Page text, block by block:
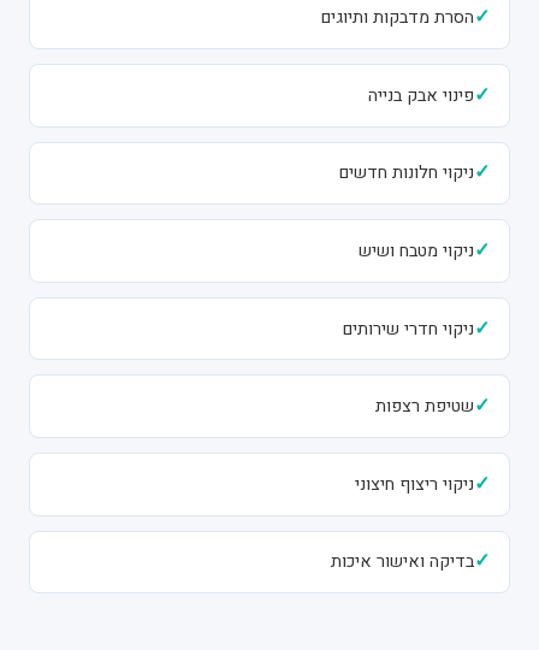
✓הסרת מדבקות ותיוגים
✓פינוי אבק בנייה
✓ניקוי חלונות חדשים
✓ניקוי מטבח ושיש
✓ניקוי חדרי שירותים
✓שטיפת רצפות
✓ניקוי ריצוף חיצוני
✓בדיקה ואישור איכות